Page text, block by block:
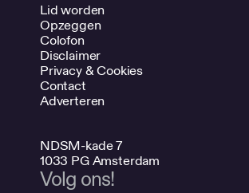
Lid worden
Opzeggen
Colofon
Disclaimer
Privacy & Cookies
Contact
Adverteren
NDSM-kade 7
1033 PG Amsterdam
Volg ons!